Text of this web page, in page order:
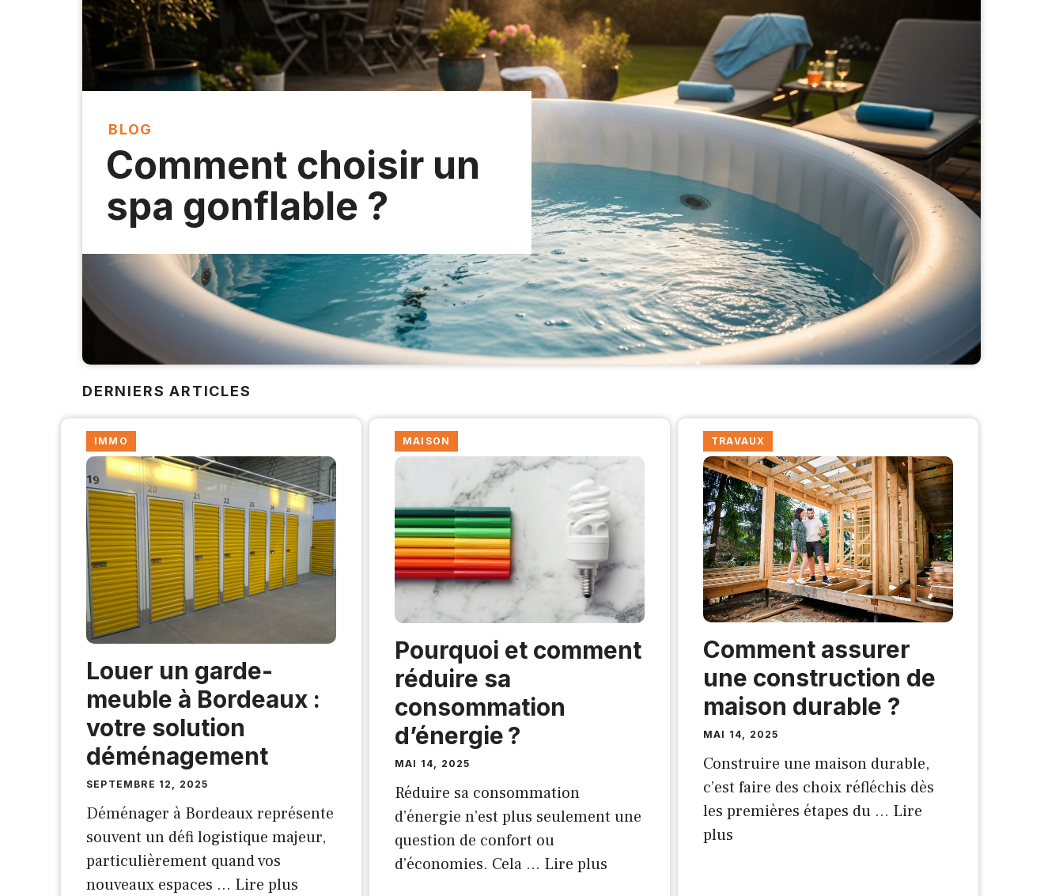
BLOG
Comment choisir un
spa gonflable ?
DERNIERS ARTICLES
IMMO
Louer un garde-
meuble à Bordeaux :
votre solution
déménagement
SEPTEMBRE 12, 2025
Déménager à Bordeaux représente
souvent un défi logistique majeur,
particulièrement quand vos
nouveaux espaces … Lire plus
MAISON
Pourquoi et comment
réduire sa
consommation
d’énergie ?
MAI 14, 2025
Réduire sa consommation
d’énergie n’est plus seulement une
question de confort ou
d’économies. Cela … Lire plus
TRAVAUX
Comment assurer
une construction de
maison durable ?
MAI 14, 2025
Construire une maison durable,
c’est faire des choix réfléchis dès
les premières étapes du … Lire
plus